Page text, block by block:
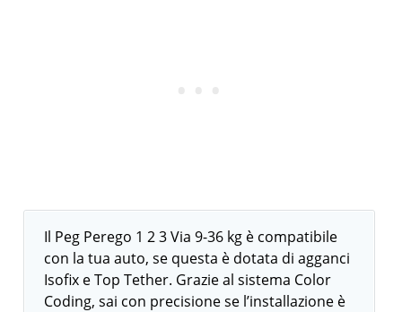
Il Peg Perego 1 2 3 Via 9-36 kg è compatibile
con la tua auto, se questa è dotata di agganci
Isofix e Top Tether. Grazie al sistema Color
Coding, sai con precisione se l’installazione è